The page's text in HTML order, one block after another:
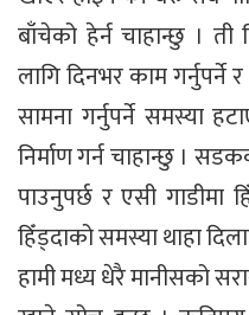
बाँचेको हेर्न चाहान्छु ।
लागि दिनभर काम
सामना गर्नुपर्ने समस्या
निर्माण गर्न चाहान्छु ।
पाउनुपर्छ र एसी
हिँड्दाको समस्या थाहा
हामी मध्य धेरै मानीसको